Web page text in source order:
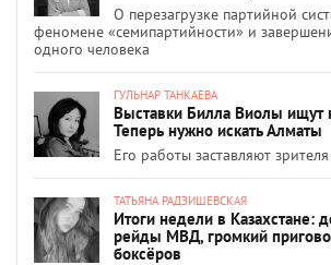
О перезагрузке партийной
феномене «семипартийности» и
одного человека
ГУЛЬНАР ТАНКАЕВА
Выставки Билла Виолы ищут
Теперь нужно искать Алматы
Его работы заставляют
ТАТЬЯНА РАДЗИШЕВСКАЯ
Итоги недели в Казахстане:
рейды МВД, громкий
боксёров